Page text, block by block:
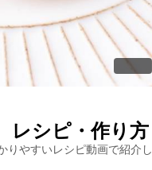
レシピ・作り方
りやすいレシピ動画で紹介し